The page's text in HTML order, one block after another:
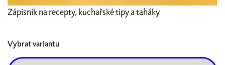
Zápisník na recepty, kuchařské tipy a taháky
Vybrat variantu